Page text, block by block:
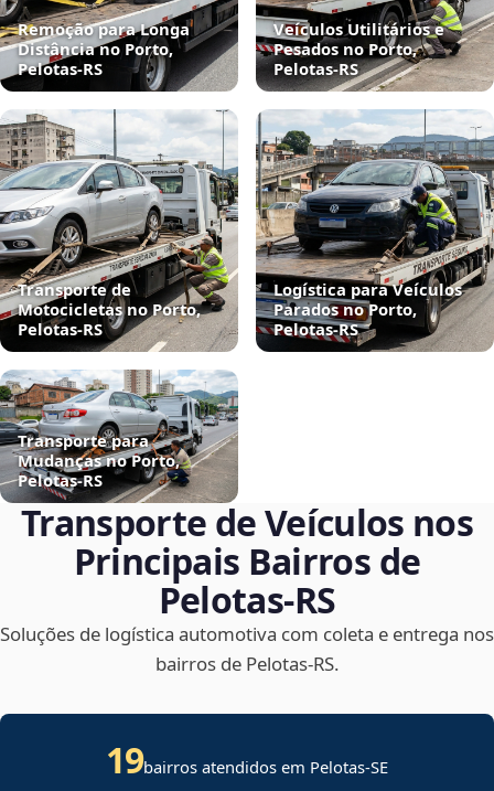
Remoção para Longa
Distância no Porto,
Pelotas‑RS
Veículos Utilitários e
Pesados no Porto,
Pelotas‑RS
Transporte de
Motocicletas no Porto,
Pelotas‑RS
Logística para Veículos
Parados no Porto,
Pelotas‑RS
Transporte para
Mudanças no Porto,
Pelotas‑RS
Transporte de Veículos nos
Principais Bairros de
Pelotas‑RS
Soluções de logística automotiva com coleta e entrega nos
bairros de Pelotas‑RS.
19bairros atendidos em Pelotas-SE